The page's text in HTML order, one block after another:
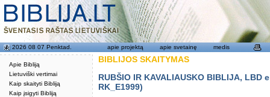
Apie Bibliją
Lietuviški vertimai
Kaip skaityti Bibliją
Kaip įsigyti Bibliją
2026 08 07 Penktad. apie projektą apie svetainę medis
BIBLIJOS SKAITYMAS
RUBŠIO IR KAVALIAUSKO BIBLIJA,
RK_E1999)